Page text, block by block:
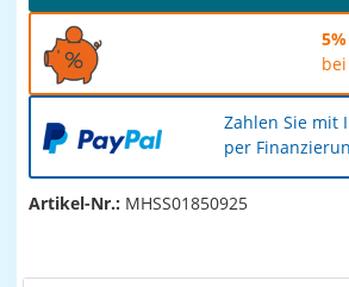
Zahlen Sie mit
per
Artikel-Nr.: MHSS01850925